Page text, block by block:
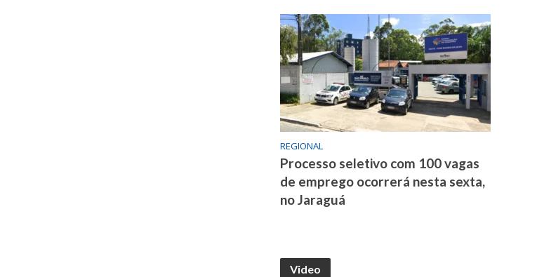
REGIONAL
Processo seletivo com 100 vagas
de emprego ocorrerá nesta sexta,
no Jaraguá
Video